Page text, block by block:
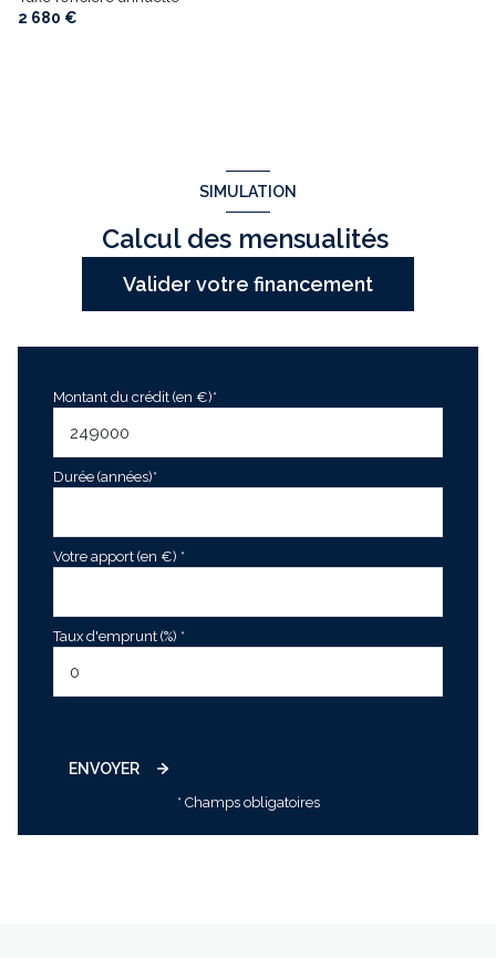
2 680 €
SIMULATION
Calcul des mensualités
Valider votre financement
Montant du crédit (en €)*
Durée (années)*
Votre apport (en €) *
Taux d'emprunt (%) *
ENVOYER
* Champs obligatoires